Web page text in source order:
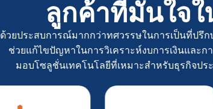
ลูกค้าที่มั่นใจใ
ด้วยประสบการณ์มากกว่าทศวรรษในการเป็นที่ปรึ
ช่วยแก้ไขปัญหาในการวิเคราะห์งบการเงินและก
มอบโซลูชั่นเทคโนโลยีที่เหมาะสำหรับธุรกิจปร